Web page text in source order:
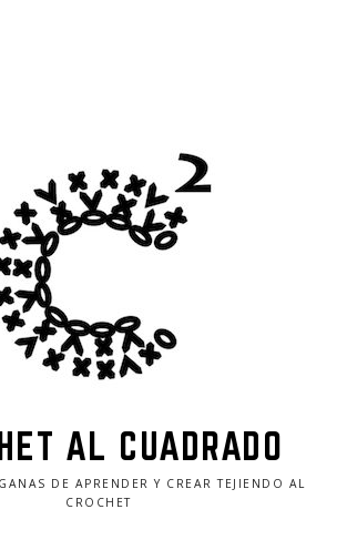
AL CUADRADO
DE APRENDER Y CREAR TEJIENDO AL
CROCHET